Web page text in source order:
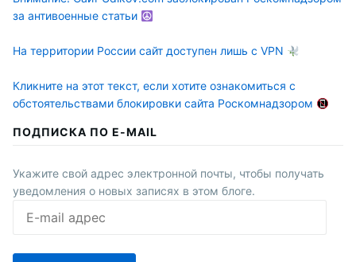
за антивоенные статьи
На территории России сайт доступен лишь с VPN
Кликните на этот текст, если хотите ознакомиться с
обстоятельствами блокировки сайта Роскомнадзором
ПОДПИСКА ПО E-MAIL
Укажите свой адрес электронной почты, чтобы получать
уведомления о новых записях в этом блоге.
mail